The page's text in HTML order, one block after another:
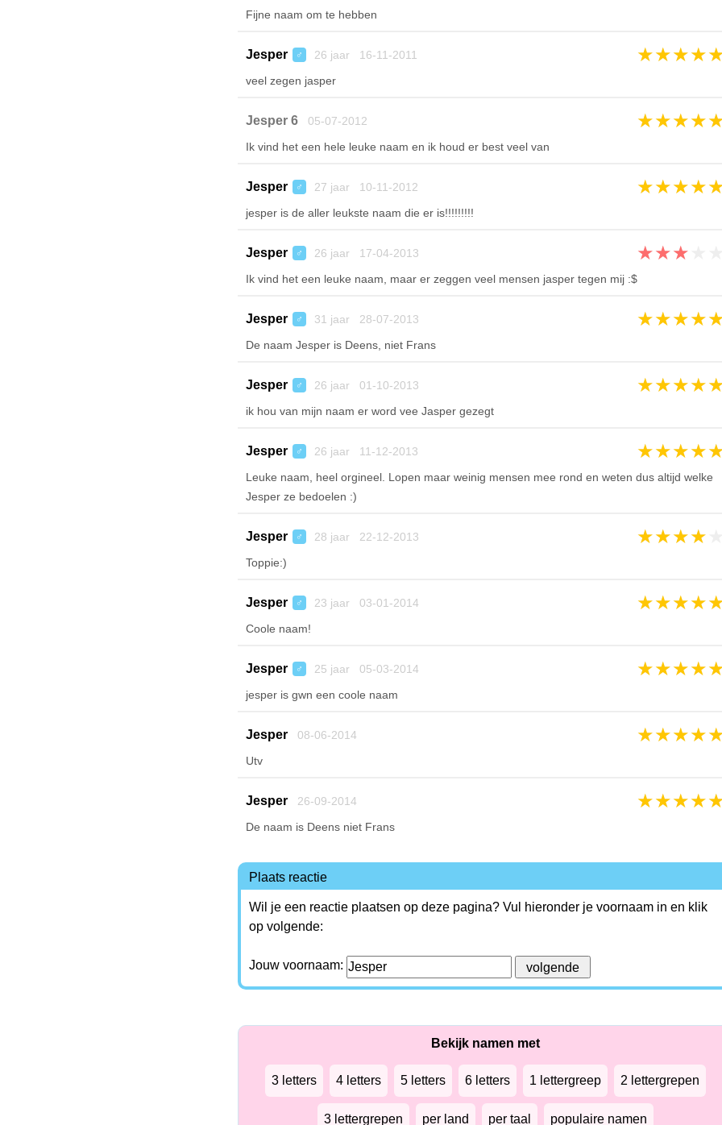
Fijne naam om te hebben
Jesper ♂ 26 jaar 16-11-2011 ★★★★
veel zegen jasper
Jesper 605-07-2012 ★★★★
Ik vind het een hele leuke naam en ik houd er best veel van
Jesper ♂ 27 jaar 10-11-2012 ★★★★
jesper is de aller leukste naam die er is!!!!!!!!!
Jesper ♂ 26 jaar 17-04-2013 ★★★
Ik vind het een leuke naam, maar er zeggen veel mensen jasper tegen mij :$
Jesper ♂ 31 jaar 28-07-2013 ★★★★
De naam Jesper is Deens, niet Frans
Jesper ♂ 26 jaar 01-10-2013 ★★★★
ik hou van mijn naam er word vee Jasper gezegt
Jesper ♂ 26 jaar 11-12-2013 ★★★★
Leuke naam, heel orgineel. Lopen maar weinig mensen mee rond en weten dus altijd welke
Jesper ze bedoelen :)
Jesper ♂ 28 jaar 22-12-2013 ★★★★
Toppie:)
Jesper ♂ 23 jaar 03-01-2014 ★★★★
Coole naam!
Jesper ♂ 25 jaar 05-03-2014 ★★★★
jesper is gwn een coole naam
Jesper08-06-2014 ★★★★
Utv
Jesper26-09-2014 ★★★★
De naam is Deens niet Frans
Plaats reactie
Wil je een reactie plaatsen op deze pagina? Vul hieronder je voornaam in en klik
op volgende:
Jouw voornaam:
Bekijk namen met
3 letters 4 letters 5 letters 6 letters 1 lettergreep 2 lettergrepen
3 lettergrepen per land per taal populaire namen